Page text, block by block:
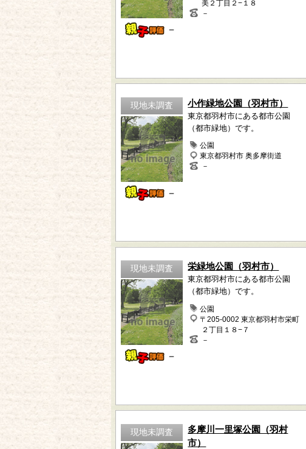
－
美２丁目２−１８
－
現地未調査
－
小作緑地公園（羽村市）
東京都羽村市にある都市公園
（都市緑地）です。
公園
東京都羽村市 奥多摩街道
－
現地未調査
－
栄緑地公園（羽村市）
東京都羽村市にある都市公園
（都市緑地）です。
公園
〒205-0002 東京都羽村市栄町
２丁目１８−７
－
現地未調査
多摩川一里塚公園（羽村
市）